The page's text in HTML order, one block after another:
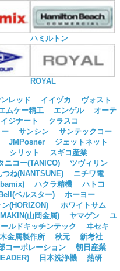
ハミルトン
ROYAL
レッド イイヅカ
ヴォスト
ムケー精工 エンゲル
オーテ
ジナート
クラスコ
サンシン
サンテックコー
JMPosner
ジェットネット
シリット
スギコ産業
ニコー(TANICO)
ツヴィリン
つね(NANTSUNE)
ニチワ電
ハクラ精機
ハトコ
Bell(ベルスター)
ホーヨー
(HORIZON)
ホワイトサム
山岡金属) ヤマゲン
ユ
ルドキッチンテック
ヰセキ
金属製作所 秋元
新考社
コーポレーション
朝日産業
日本洗浄機
熱研